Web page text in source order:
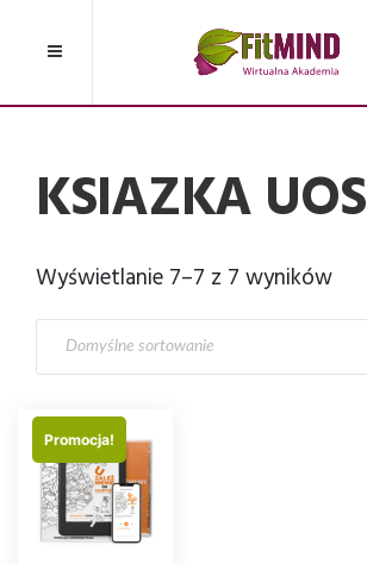
KSIAZKA UOS
Wyświetlanie 7–7 z 7 wyników
Promocja!